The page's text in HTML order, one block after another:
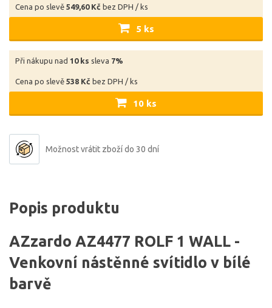
Cena po slevě 549,60 Kč bez DPH / ks
5 ks
Při nákupu nad 10 ks sleva 7%
Cena po slevě 538 Kč bez DPH / ks
10 ks
Možnost vrátit zboží do 30 dní
Popis produktu
AZzardo AZ4477 ROLF 1 WALL -
Venkovní nástěnné svítidlo v bílé
barvě